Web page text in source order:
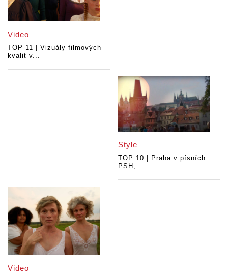
Video
TOP 11 | Vizuály filmových
kvalit v...
Style
TOP 10 | Praha v písních
PSH,...
Video